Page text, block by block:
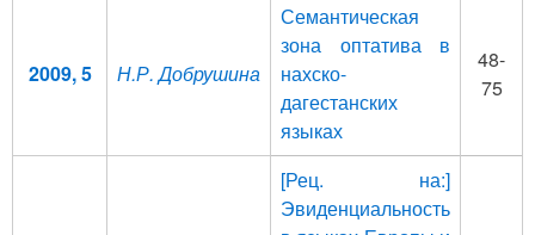
2009, 5 Н.Р. Добрушина
Семантическая
зона оптатива в
нахско-
дагестанских
языках
48-
75
[Рец. на:]
Эвиденциальность